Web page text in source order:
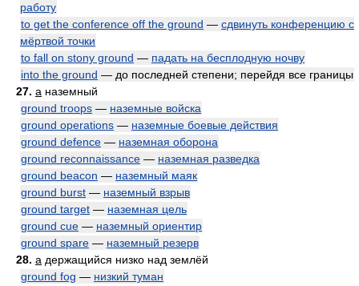
работу
to get the conference off the ground — сдвинуть конференцию с
мёртвой точки
to fall on stony ground — падать на бесплодную ночву
into the ground — до последней степени; перейдя все границы
27. a наземный
ground troops — наземные войска
ground operations — наземные боевые действия
ground defence — наземная оборона
ground reconnaissance — наземная разведка
ground beacon — наземный маяк
ground burst — наземный взрыв
ground target — наземная цель
ground cue — наземный ориентир
ground spare — наземный резерв
28. a держащийся низко над землёй
ground fog — низкий туман